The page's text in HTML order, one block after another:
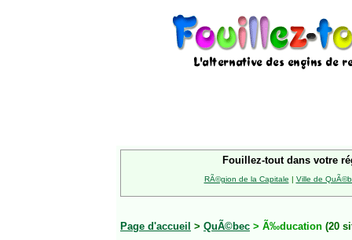
Fouillez-tout dans votre
RÃ©gion de la Capitale | Ville de
Page d'accueil > QuÃ©bec > Ã‰ducation (20